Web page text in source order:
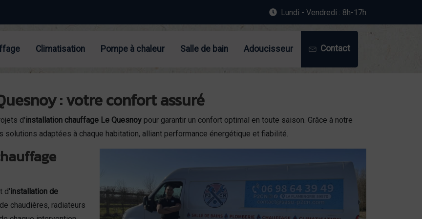
Lundi - Vendredi : 8h-17h
Climatisation Pompe à chaleur Salle de bain Adoucisseur Contact
: votre confort assuré
d'installation chauffage Le Quesnoy pour garantir un confort optimal en toute saison. Grâce à notre
adaptées à chaque habitation, alliant performance énergétique et fiabilité.
d'installation de
chaudières, radiateurs